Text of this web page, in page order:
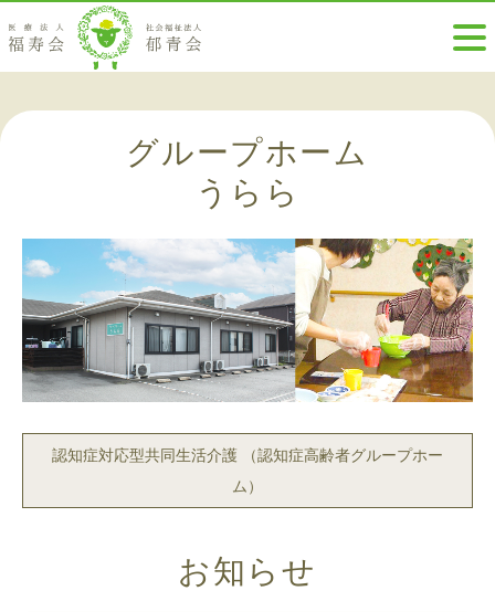
グループホーム
うらら
認知症対応型共同生活介護 （認知症高齢者グループホー
ム）
お知らせ